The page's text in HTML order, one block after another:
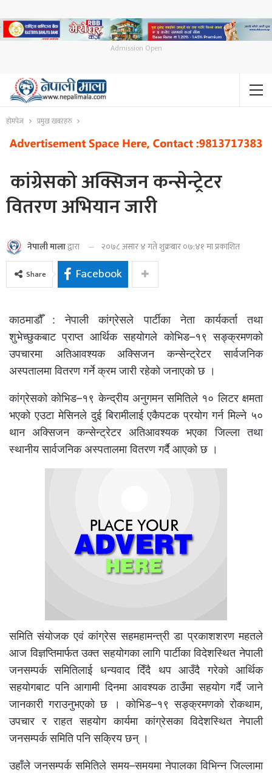
Admission Open
होमपेज प्रमुख खबरहरु
कांग्रेसको अक्सिजन कन्सेन्ट्रेटर
वितरण अभियान जारी
नेपाली मालाद्वारा २०७८ असार ४ गते शुक्रबार ०७:४१ मा प्रकाशित
Share Facebook
काठमाडौँ : नेपाली कांग्रेसले पार्टीका नेता कार्यकर्ता तथा
शुभेच्छुकबाट प्राप्त आर्थिक सहयोगले कोभिड–१९ सङ्क्रमणको
उपचारमा अतिआवश्यक अक्सिजन कन्सेन्ट्रेटर सार्वजनिक
अस्पतालमा वितरण गर्ने क्रम जारी रहेको जनाएको छ ।
कांग्रेसको कोभिड–१९ केन्द्रीय अनुगमन समितिले १० लिटर क्षमता
भएको एउटा मेसिनले दुई बिरामीलाई एकैपटक प्रयोग गर्न मिल्ने ५०
थान अक्सिजन कन्सेन्ट्रेटर अतिआवश्यक भएका जिल्ला तथा
स्थानीय सार्वजनिक अस्पतालमा वितरण गर्दै आएको छ ।
समिति संयोजक एवं कांग्रेस सहमहामन्त्री डा प्रकाशशरण महतले
आज विज्ञप्तिमार्फत उक्त सहयोगका लागि पार्टीका विदेशस्थित नेपाली
जनसम्पर्क समितिलाई धन्यवाद दिँदै थप आउँदै गरेको आर्थिक
सहयोगबाट पनि आगामी दिनमा आवश्यक ठाउँमा सहयोग गर्दै जाने
जानकारी गराउनुभएको छ । कोभिड–१९ सङ्क्रमणको रोकथाम,
उपचार र राहत सहयोग कार्यमा कांग्रेसका विदेशस्थित नेपाली
जनसम्पर्क समिति पनि सक्रिय छन् ।
उहाँले जनसम्पर्क समितिले समय–समयमा नेपालका विभिन्न जिल्लामा